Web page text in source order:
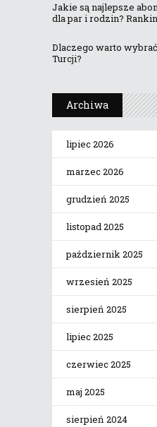
Jakie są najlepsze
dla par i rodzin?
Dlaczego warto
Turcji?
Archiwa
lipiec 2026
marzec 2026
grudzień 2025
listopad 2025
październik 2025
wrzesień 2025
sierpień 2025
lipiec 2025
czerwiec 2025
maj 2025
sierpień 2024